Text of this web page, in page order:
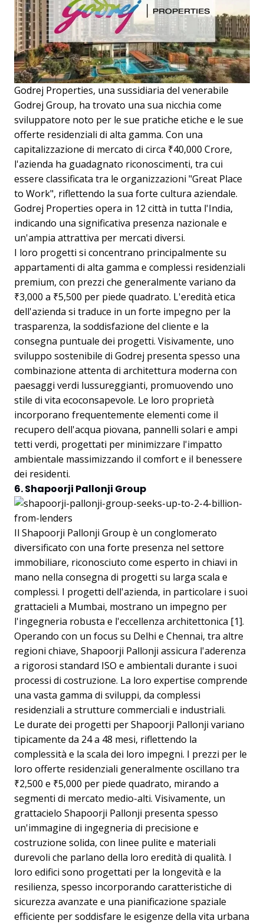
Godrej Properties, una sussidiaria del venerabile
Godrej Group, ha trovato una sua nicchia come
sviluppatore noto per le sue pratiche etiche e le sue
offerte residenziali di alta gamma. Con una
capitalizzazione di mercato di circa ₹40,000 Crore,
l'azienda ha guadagnato riconoscimenti, tra cui
essere classificata tra le organizzazioni "Great Place
to Work", riflettendo la sua forte cultura aziendale.
Godrej Properties opera in 12 città in tutta l'India,
indicando una significativa presenza nazionale e
un'ampia attrattiva per mercati diversi.
I loro progetti si concentrano principalmente su
appartamenti di alta gamma e complessi residenziali
premium, con prezzi che generalmente variano da
₹3,000 a ₹5,500 per piede quadrato. L'eredità etica
dell'azienda si traduce in un forte impegno per la
trasparenza, la soddisfazione del cliente e la
consegna puntuale dei progetti. Visivamente, uno
sviluppo sostenibile di Godrej presenta spesso una
combinazione attenta di architettura moderna con
paesaggi verdi lussureggianti, promuovendo uno
stile di vita ecoconsapevole. Le loro proprietà
incorporano frequentemente elementi come il
recupero dell'acqua piovana, pannelli solari e ampi
tetti verdi, progettati per minimizzare l'impatto
ambientale massimizzando il comfort e il benessere
dei residenti.
6. Shapoorji Pallonji Group
Il Shapoorji Pallonji Group è un conglomerato
diversificato con una forte presenza nel settore
immobiliare, riconosciuto come esperto in chiavi in
mano nella consegna di progetti su larga scala e
complessi. I progetti dell'azienda, in particolare i suoi
grattacieli a Mumbai, mostrano un impegno per
l'ingegneria robusta e l'eccellenza architettonica [1].
Operando con un focus su Delhi e Chennai, tra altre
regioni chiave, Shapoorji Pallonji assicura l'aderenza
a rigorosi standard ISO e ambientali durante i suoi
processi di costruzione. La loro expertise comprende
una vasta gamma di sviluppi, da complessi
residenziali a strutture commerciali e industriali.
Le durate dei progetti per Shapoorji Pallonji variano
tipicamente da 24 a 48 mesi, riflettendo la
complessità e la scala dei loro impegni. I prezzi per le
loro offerte residenziali generalmente oscillano tra
₹2,500 e ₹5,000 per piede quadrato, mirando a
segmenti di mercato medio-alti. Visivamente, un
grattacielo Shapoorji Pallonji presenta spesso
un'immagine di ingegneria di precisione e
costruzione solida, con linee pulite e materiali
durevoli che parlano della loro eredità di qualità. I
loro edifici sono progettati per la longevità e la
resilienza, spesso incorporando caratteristiche di
sicurezza avanzate e una pianificazione spaziale
efficiente per soddisfare le esigenze della vita urbana